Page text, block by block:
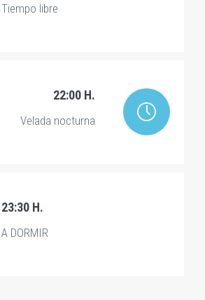
Tiempo libre
22:00 H.
Velada nocturna
23:30 H.
A DORMIR